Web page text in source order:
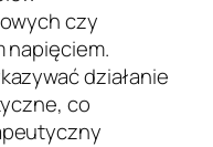
czy
napięciem.
działanie
co